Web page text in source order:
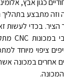
כגון אבץ,
וזה מתבצע בתהליך
בכדי לעשות
במכונות CNC
ציפוי מיוחד
אחרים במכונה